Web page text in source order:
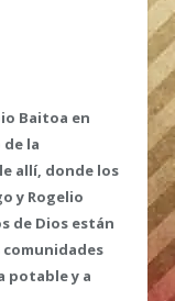
Baitoa en
la
allí, donde los
y Rogelio
de Dios están
comunidades
potable y a